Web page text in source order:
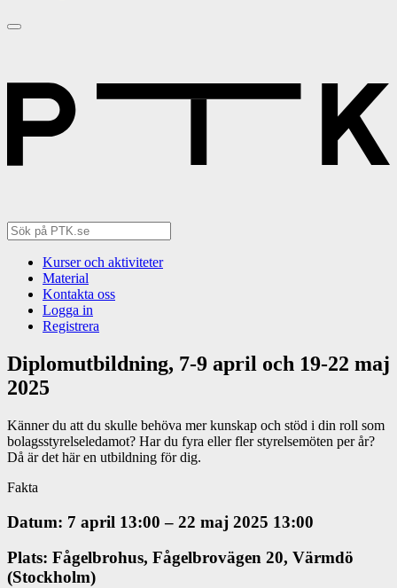
Kurser och aktiviteter
Material
Kontakta oss
Logga in
Registrera
Diplomutbildning, 7-9 april och 19-22 maj
2025
Känner du att du skulle behöva mer kunskap och stöd i din roll som
bolagsstyrelseledamot? Har du fyra eller fler styrelsemöten per år?
Då är det här en utbildning för dig.
Fakta
Datum: 7 april 13:00 – 22 maj 2025 13:00
Plats: Fågelbrohus, Fågelbrovägen 20, Värmdö
(Stockholm)